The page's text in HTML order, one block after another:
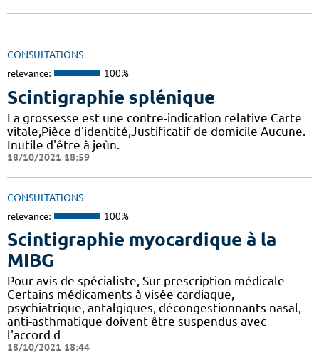
CONSULTATIONS
relevance: 100%
Scintigraphie splénique
La grossesse est une contre-indication relative Carte
vitale,Pièce d'identité,Justificatif de domicile Aucune.
Inutile d'être à jeûn.
18/10/2021 18:59
CONSULTATIONS
relevance: 100%
Scintigraphie myocardique à la
MIBG
Pour avis de spécialiste, Sur prescription médicale
Certains médicaments à visée cardiaque,
psychiatrique, antalgiques, décongestionnants nasal,
anti-asthmatique doivent être suspendus avec
l'accord d
18/10/2021 18:44